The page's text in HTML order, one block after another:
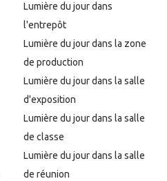
Lumière du jour dans
l'entrepôt
Lumière du jour dans la zone
de production
Lumière du jour dans la salle
d'exposition
Lumière du jour dans la salle
de classe
Lumière du jour dans la salle
de réunion